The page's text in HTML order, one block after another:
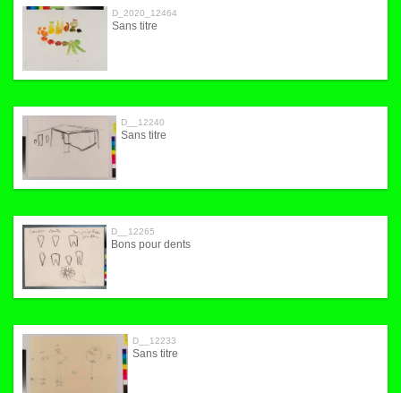
D_2020_12464
Sans titre
D__12240
Sans titre
D__12265
Bons pour dents
D__12233
Sans titre